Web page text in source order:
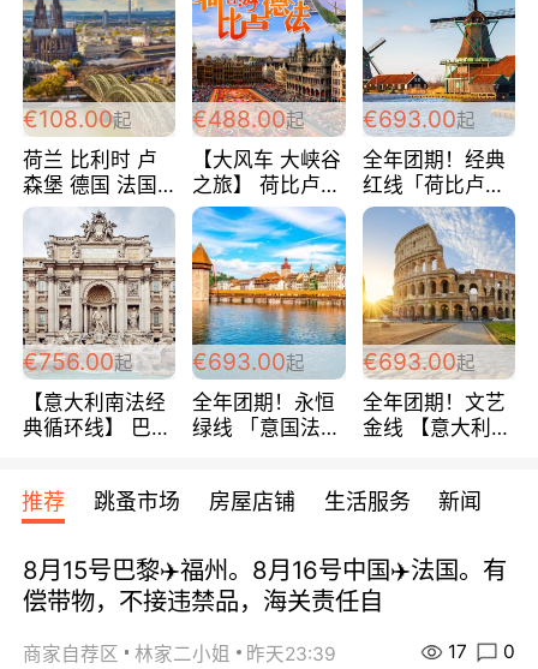
€108.00起
荷兰 比利时 卢
森堡 德国 法国
超爽玩遍西欧 循
环线 全程四星宾
馆 108欧/人/天
€488.00起
【大风车 大峡谷
之旅】 荷比卢德
法 巴黎上下 经
典五国四日游
488欧/人
€693.00起
全年团期！经典
红线「荷比卢德
法」七天循环 五
国 仅售99欧/人/
天！巴黎上下！
包拼房~
€756.00起
【意大利南法经
典循环线】 巴黎
宾馆 108欧/天起
全程756欧/位
€693.00起
全年团期！永恒
绿线 「意国法
欧/天起 ~包拼房
€693.00起
全年团期！文艺
金线 【意大利一
每周铁发！
推荐 跳蚤市场 房屋店铺 生活服务 新闻
8月15号巴黎✈️福州。8月16号中国✈️法国。有
偿带物，不接违禁品，海关责任自
商家自荐区 林家二小姐 昨天23:39 17 0